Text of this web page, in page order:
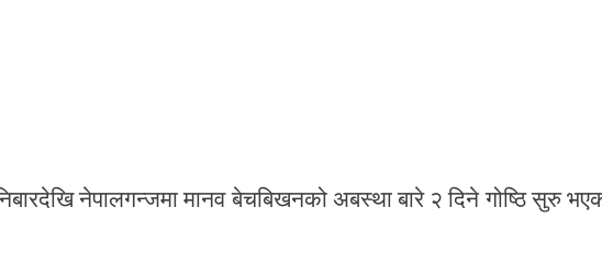
नेपालगन्जमा मानव बेचबिखनको अबस्था बारे २ दिने गोष्ठि सुरु